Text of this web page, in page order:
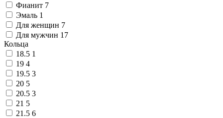
Фианит 7
Эмаль 1
Для женщин 7
Для мужчин 17
Кольца
18.5 1
19 4
19.5 3
20 5
20.5 3
21 5
21.5 6